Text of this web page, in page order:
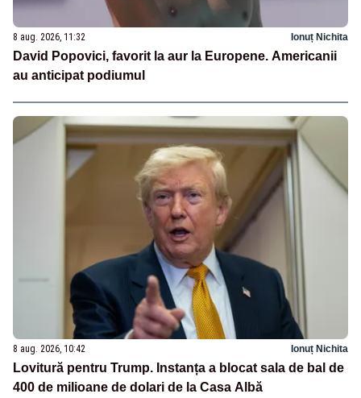
8 aug. 2026, 11:32 Ionuț Nichita
David Popovici, favorit la aur la Europene. Americanii
au anticipat podiumul
8 aug. 2026, 10:42 Ionuț Nichita
Lovitură pentru Trump. Instanța a blocat sala de bal de
400 de milioane de dolari de la Casa Albă